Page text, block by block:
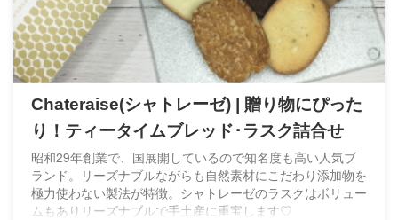
Chateraise(シャトレーゼ) | 贈り物にぴった
り！ティータイムブレッド･ラスク詰合せ
昭和29年創業で、国展開しているので知名度も高い人気ブ
ランド。リーズナブルながらも自然素材にこだわり添加物を
極力使わない製法が特徴。シャトレーゼのラスクはボリュー
ムもありリーズナブルで手土産に重宝します♡